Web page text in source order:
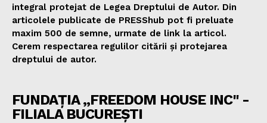
integral protejat de Legea Dreptului de Autor. Din
articolele publicate de PRESShub pot fi preluate
maxim 500 de semne, urmate de link la articol.
Cerem respectarea regulilor citării și protejarea
dreptului de autor.
FUNDAȚIA „FREEDOM HOUSE INC" -
FILIALA BUCUREȘTI